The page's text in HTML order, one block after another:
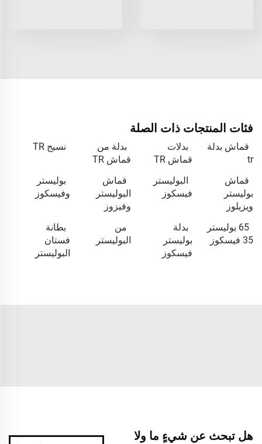
فئات المنتجات ذات الصلة
قماش بدلة
tr
بدلات
قماش TR
بدلة من
قماش TR
نسيج TR
قماش
بوليستر
ويزيلوز
البوليستر
فيسكوز
قماش
البوليستر
وفيزوز
بوليستر
وفيسكوز
65 بوليستر
35 فيسكوز
بدلة
بوليستر
فيسكوز
من
البوليستر
بطانة
فستان
البوليستر
هل تبحث عن شيءٍ ما ولا